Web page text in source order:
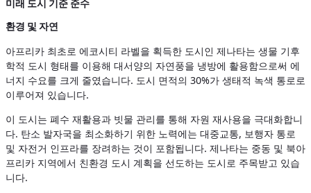
미래 도시 기준 준수
환경 및 자연
아프리카 최초로 에코시티 라벨을 획득한 도시인 제나타는 생물 기후
학적 도시 형태를 이용해 대서양의 자연풍을 냉방에 활용함으로써 에
너지 수요를 크게 줄였습니다. 도시 면적의 30%가 생태적 녹색 통로로
이루어져 있습니다.
이 도시는 폐수 재활용과 빗물 관리를 통해 자원 재사용을 극대화합니
다. 탄소 발자국을 최소화하기 위한 노력에는 대중교통, 보행자 통로
및 자전거 인프라를 장려하는 것이 포함됩니다. 제나타는 중동 및 북아
프리카 지역에서 친환경 도시 계획을 선도하는 도시로 주목받고 있습
니다.